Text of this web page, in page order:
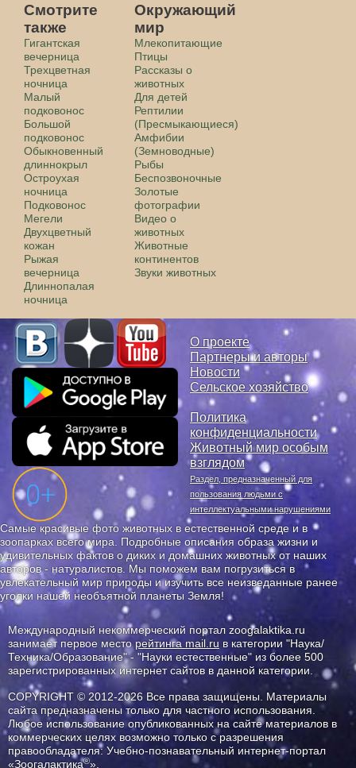
Смотрите
также
Гигантская
вечерница
Трехцветная
ночница
Малый
подковонос
Большой
подковонос
Обыкновенный
длиннокрыл
Остроухая
ночница
Подковонос
Мегели
Двухцветный
кожан
Рыжая
вечерница
Длиннопалая
ночница
Окружающий
мир
Млекопитающие
Птицы
Рассказы о
животных
Для детей
Рептилии
(Пресмыкающиеся)
Амфибии
(Земноводные)
Рыбы
Беспозвоночные
Золотые
фотографии
Видео о
животных
Животные
континентов
Звуки животных
О проекте
Партнеры и авторы
Новости
Сельское хозяйство
Политика
конфиденциальности
Животный мир особым
взглядом
Раздел, предназначенный для
пользования людьми с
интеллектуальными нарушениями
Самые красивые фото животных в естественной среде и в
зоопарках всего мира. Подробные описания образа жизни и
удивительных фактов о диких и домашних животных от наших
авторов - натуралистов. Мы поможем вам погрузиться в
увлекательный мир природы и изучить все неизведанные ранее
уголки нашей необъятной планеты Земля!
Международный некоммерческий портал zoogalaktika.ru
занимает первое месторейтинга mail.ru в категории "Наука/
Техника/Образование" - "Науки естественные" из более 500
зарегистрированных интернет сайтов в данной категории.
COPYRIGHT © 2012-2026 Все права защищены. Материалы
сайта предназначены только для частного использования.
Любое использование опубликованных на сайте материалов в
коммерческих целях возможно только с разрешения
правообладателя: Учебно-познавательный интернет-портал
«Зоогалактика®».